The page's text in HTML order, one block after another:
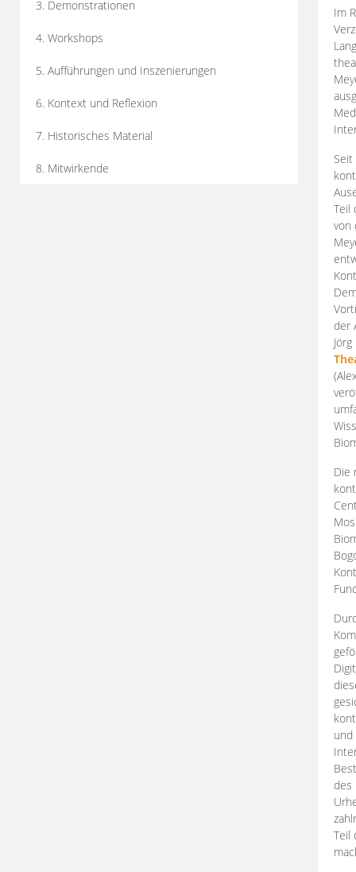
3. Demonstrationen
4. Workshops
5. Aufführungen und Inszenierungen
6. Kontext und Reflexion
7. Historisches Material
8. Mitwirkende
Im
Teil
von
der
Die
des
Teil